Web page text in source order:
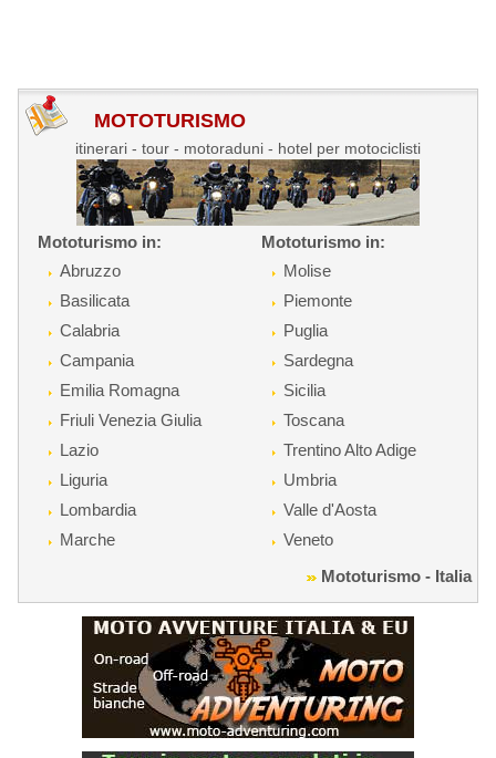
MOTOTURISMO
itinerari - tour - motoraduni - hotel per motociclisti
Mototurismo in:
Abruzzo
Basilicata
Calabria
Campania
Emilia Romagna
Friuli Venezia Giulia
Lazio
Liguria
Lombardia
Marche
Mototurismo in:
Molise
Piemonte
Puglia
Sardegna
Sicilia
Toscana
Trentino Alto Adige
Umbria
Valle d'Aosta
Veneto
Mototurismo - Italia